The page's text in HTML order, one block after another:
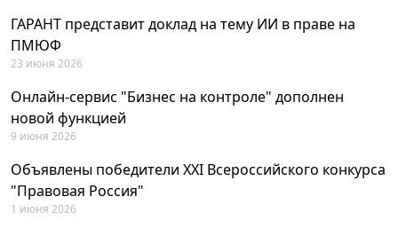
ГАРАНТ представит доклад на тему ИИ в праве на
ПМЮФ
23 июня 2026
Онлайн-сервис "Бизнес на контроле" дополнен
новой функцией
9 июня 2026
Объявлены победители XXI Всероссийского конкурса
"Правовая Россия"
1 июня 2026